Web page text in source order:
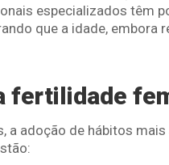
especializados têm
que a idade, embora
fertilidade
adoção de hábitos